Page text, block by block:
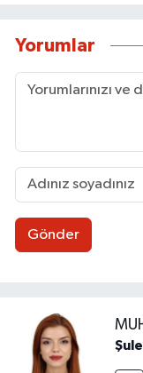
Yorumlar
Gönder